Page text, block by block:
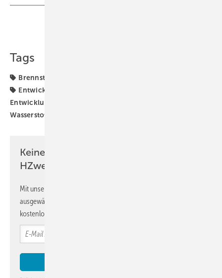
Tags
Brennstoffzelle
Entwicklung
Entwicklung
Wasserstoff
Keine Zeit? Kein Problem mit dem
HZwei-Newsletter!
Mit unserem Newsletter erhalten Sie regelmäßig von uns
ausgewählte Informationen und Neuigkeiten, gebündelt und
kostenlos direkt ins Postfach.